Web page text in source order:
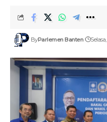
ByParlemen Banten